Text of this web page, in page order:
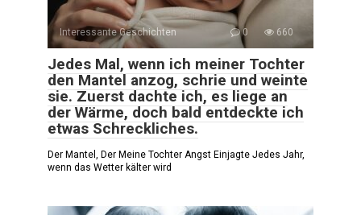
Interessante Geschichten 0 660
Jedes Mal, wenn ich meiner Tochter
den Mantel anzog, schrie und weinte
sie. Zuerst dachte ich, es liege an
der Wärme, doch bald entdeckte ich
etwas Schreckliches.
Der Mantel, Der Meine Tochter Angst Einjagte Jedes Jahr,
wenn das Wetter kälter wird